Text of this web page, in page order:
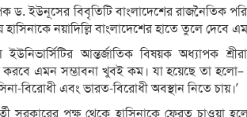
ড. ইউনূসের বিবৃতিটি বাংলাদেশের রাজনৈতিক
হাসিনাকে নয়াদিল্লি বাংলাদেশের হাতে তুলে দেবে
ইউনিভার্সিটির আন্তর্জাতিক বিষয়ক অধ্যাপক
করবে এমন সম্ভাবনা খুবই কম। যা হয়েছে তা হলো–
বিরোধী এবং ভারত-বিরোধী অবস্থান নিতে চায়।’